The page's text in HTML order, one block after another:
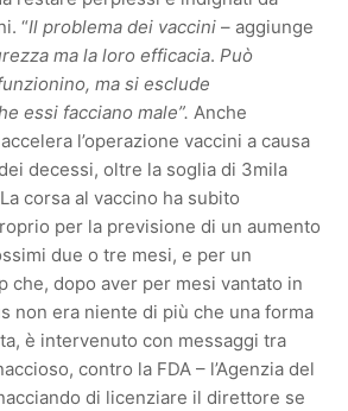
“Il problema dei vaccini – aggiunge
ma la loro efficacia.Può
ma si esclude
essi facciano male”.Anche
l’operazione vaccini a causa
decessi, oltre la soglia di 3mila
corsa al vaccino ha subito
per la previsione di un aumento
due o tre mesi, e per un
che, dopo aver per mesi vantato in
non era niente di più che una forma
è intervenuto con messaggi tra
contro la FDA – l’Agenzia del
di licenziare il direttore se